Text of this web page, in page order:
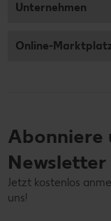
Unternehmen
Online-
Abonniere
Newsletter
Jetzt kostenlos
uns!